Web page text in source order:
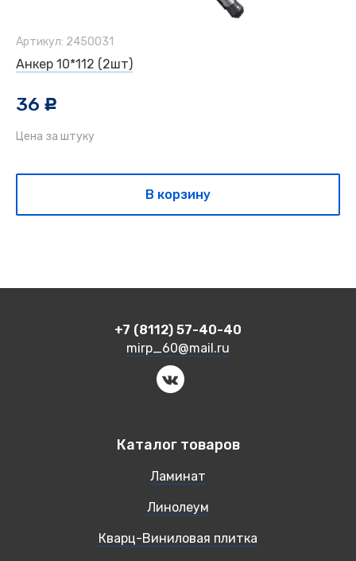
Артикул: 2450031
Анкер 10*112 (2шт)
36 c
Цена за штуку
В корзину
+7 (8112) 57-40-40
mirp_60@mail.ru
Каталог товаров
Ламинат
Линолеум
Кварц-Виниловая плитка